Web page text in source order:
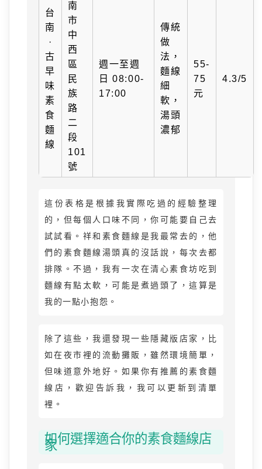
台
南
·
古
早
味
素
食
麵
線
南
市
中
西
區
民
族
路
二
段
101
號
週一至週
日 08:00-
17:00
傳統
做
法，
麵線
細
軟，
湯頭
濃郁
55-
75
元
4.3/5
這份表格是根據我實際吃過的經驗整理
的，但每個人口味不同，你可能要自己去
試試看。祥和素食麵線是我最常去的，他
們的素食麵線湯頭真的沒話說，每次去都
排隊。不過，我有一次在清心素食坊吃到
麵線有點太軟，可能是煮過頭了，這算是
我的一點小抱怨。
除了這些，我還發現一些隱藏版店家，比
如在夜市裡的流動攤販，雖然環境簡單，
但味道意外地好。如果你有推薦的素食麵
線店，歡迎告訴我，我可以更新到清單
裡。
如何選擇適合你的素食麵線店
家